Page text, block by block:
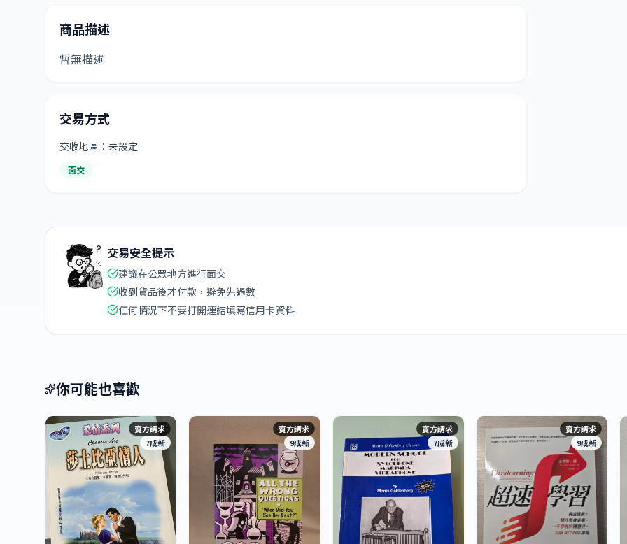
商品描述
暫無描述
交易方式
交收地區：未設定
面交
交易安全提示
建議在公眾地方進行面交
收到貨品後才付款，避免先過數
任何情況下不要打開連結填寫信用卡資料
你可能也喜歡
賣方請求
7成新
賣方請求
9成新
賣方請求
7成新
賣方請求
9成新